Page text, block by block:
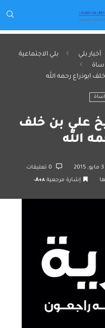
أخبار بلي
بلي الاجتماعية
ابوذراع رحمه الله
علي بن خلف
الله
3 مايو، 2015
إشارة مرجعية A+A-